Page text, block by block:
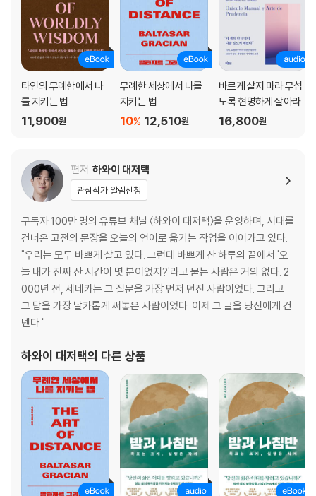
035 탄생의 신비를 배우는 지혜의 완성 89
036 혼돈 앞에서 어떻게 반응하는가 91
037 당신의 그릇이 운명을 결정한다 93
038 흉터는 당신이 승리했다는 훈장이다 95
039 어제라는 실수를 지우고 오늘을 새로 써라 97
040 인간은 천사로 죽을까 악마로 죽을까 99
041 지혜는 쥐어짜는 것이 아니라 내려오는 것 101
042 분석하는 차가운 지성에서 포용하는 따뜻한 가슴으로 103
044 인간은 타인에 의해 바뀔 수 없다 107
045 잃음으로써 채워지는 역설 109
046 소음 속에서 당신의 영혼을 구출하라 111
047 사물을 넘어 본질을 꿰뚫는 법 113
048 진실을 말하는 자는 고독의 무게를 견뎌야 한다 115
049 돈의 길, 피의 길, 언어의 길 117
050 용서는 타인이 아닌 나를 위한 해방이다 119
051 관계의 장인이 되는 법 121
052 낙오된 자를 챙기는 넉넉함 123
053 깨어 있는 자만이 시대를 선도한다 125
055 마침내 완성된 인생의 걸작 129
3부 호구가 되지 않고 우아하게 거절하는 법
056 두 개의 기둥이 바로 서야 삶이 흔들리지 않는다 133
057 당신을 가르칠 수 있는 스승들과 섞여라 135
058 말이 화려한 기술의 시대는 갔다 137
059 마음을 얻는 자가 결국 판을 지배한다 139
060 무례한 부탁을 거절하는 것보다 어려운 기술 141
061 가슴속에 우아한 비수를 숨겨라 143
타인의 무례함에서 나
를 지키는 법
11,900원
무례한 세상에서 나를
지키는 법
12,510원
10%
바르게 살지 마라 무섭
도록 현명하게 살아라
16,800원
편저 하와이 대저택
관심작가 알림신청
구독자 100만 명의 유튜브 채널 〈하와이 대저택〉을 운영하며, 시대를
건너온 고전의 문장을 오늘의 언어로 옮기는 작업을 이어가고 있다.
"우리는 모두 바쁘게 살고 있다. 그런데 바쁘게 산 하루의 끝에서 '오
늘 내가 진짜 산 시간이 몇 분이었지?'라고 묻는 사람은 거의 없다. 2
000년 전, 세네카는 그 질문을 가장 먼저 던진 사람이었다. 그리고
그 답을 가장 날카롭게 써놓은 사람이었다. 이제 그 글을 당신에게 건
넨다."
하와이 대저택의 다른 상품